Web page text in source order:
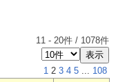
11 - 20件 / 1078件
1 2 3 4 5 ... 108